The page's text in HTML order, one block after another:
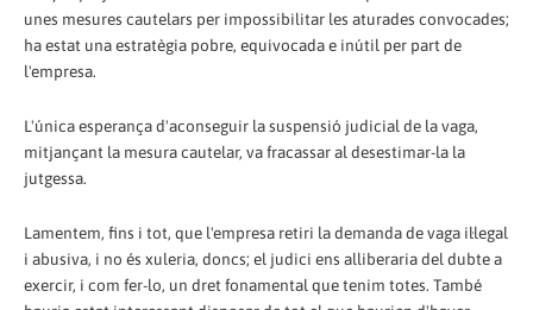
unes mesures cautelars per impossibilitar les aturades convocades;
ha estat una estratègia pobre, equivocada e inútil per part de
l'empresa.
L'única esperança d'aconseguir la suspensió judicial de la vaga,
mitjançant la mesura cautelar, va fracassar al desestimar-la la
jutgessa.
Lamentem, fins i tot, que l'empresa retiri la demanda de vaga il·legal
i abusiva, i no és xuleria, doncs; el judici ens alliberaria del dubte a
exercir, i com fer-lo, un dret fonamental que tenim totes. També